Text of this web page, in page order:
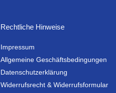
Rechtliche Hinweise
Impressum
Allgemeine Geschäftsbedingungen
Datenschutzerklärung
Widerrufsrecht & Widerrufsformular